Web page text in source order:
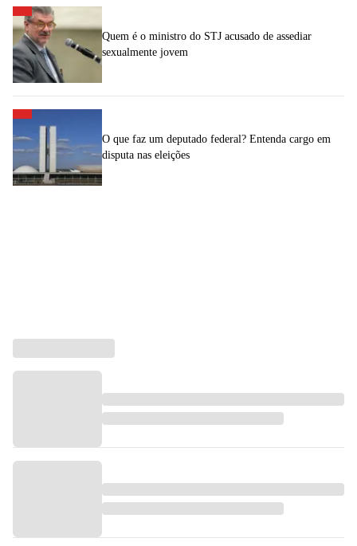
Quem é o ministro do STJ acusado de assediar
sexualmente jovem
O que faz um deputado federal? Entenda cargo em
disputa nas eleições